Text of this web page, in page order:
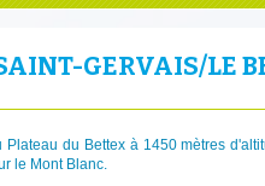
GERVAIS/LE
du Bettex à 1450 mètres
le Mont Blanc.